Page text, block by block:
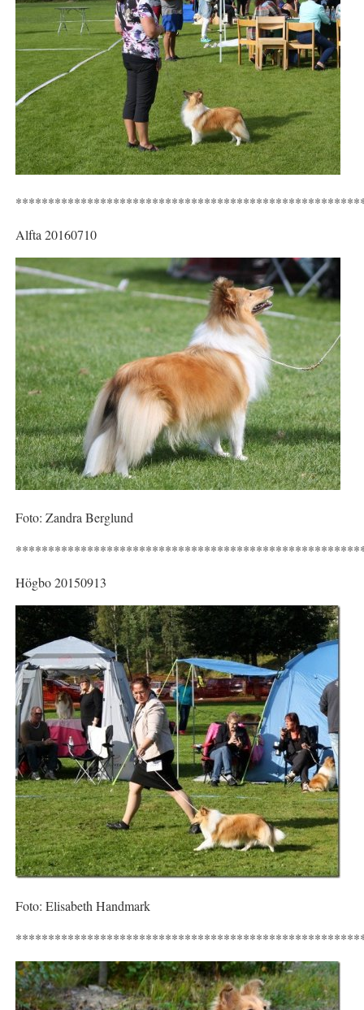
Alfta 20160710
Foto: Zandra Berglund
Högbo 20150913
Foto: Elisabeth Handmark